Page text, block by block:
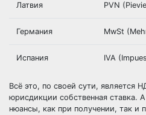
Латвия PVN
Германия MwSt
Испания IVA
Всё это, по своей сути, является
юрисдикции собственная ставка.
нюансы, как при получении, так и